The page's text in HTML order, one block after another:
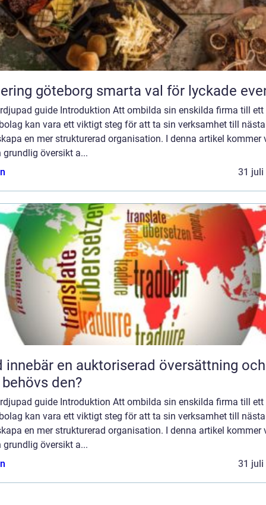
Catering göteborg smarta val för lyckade
guide Introduktion Att ombilda sin enskilda firma till ett
kan vara ett viktigt steg för att ta sin verksamhet till
en mer strukturerad organisation. I denna artikel kommer
grundlig översikt a...
31 juli
innebär en auktoriserad översättning och
den?
guide Introduktion Att ombilda sin enskilda firma till ett
kan vara ett viktigt steg för att ta sin verksamhet till
en mer strukturerad organisation. I denna artikel kommer
grundlig översikt a...
31 juli